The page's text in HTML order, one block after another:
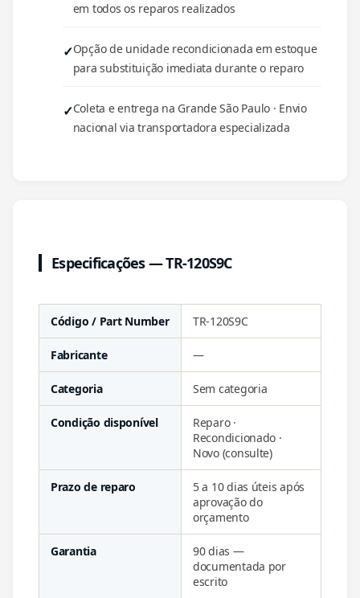
em todos os reparos realizados
Opção de unidade recondicionada em estoque
para substituição imediata durante o reparo
Coleta e entrega na Grande São Paulo · Envio
nacional via transportadora especializada
Especificações — TR-120S9C
Código / Part Number TR-120S9C
Fabricante —
Categoria Sem categoria
Condição disponível
Reparo ·
Recondicionado ·
Novo (consulte)
Prazo de reparo
5 a 10 dias úteis após
aprovação do
orçamento
Garantia
90 dias —
documentada por
escrito